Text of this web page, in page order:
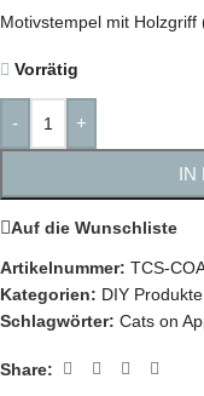
Motivstempel mit
Vorrätig
- +
IN
Auf die Wunschliste
Artikelnummer: TCS-
Kategorien: DIY Produkte
Schlagwörter: Cats on
Share: